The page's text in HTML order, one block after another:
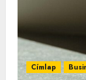
Címlap